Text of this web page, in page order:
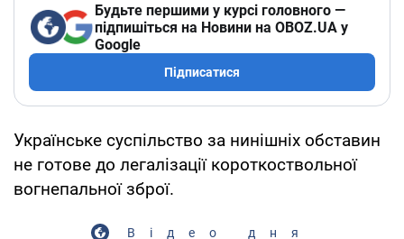
Будьте першими у курсі головного —
підпишіться на Новини на OBOZ.UA у
Google
Підписатися
Українське суспільство за нинішніх обставин
не готове до легалізації короткоствольної
вогнепальної зброї.
Відео дня